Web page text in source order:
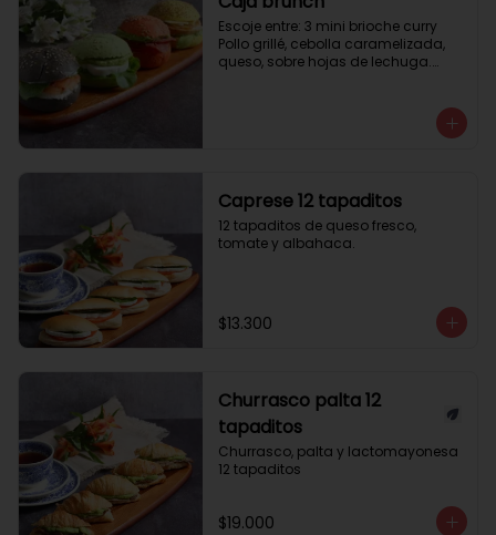
Escoje entre: 3 mini brioche curry
Pollo grillé, cebolla caramelizada,
queso, sobre hojas de lechuga.
hojas de rúcula
Caprese 12 tapaditos
12 tapaditos de queso fresco,
tomate y albahaca.
$13.300
Churrasco palta 12
tapaditos
Churrasco, palta y lactomayonesa
12 tapaditos
$19.000